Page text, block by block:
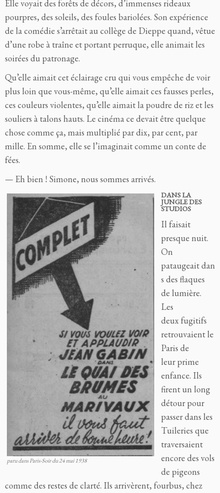
Elle voyait des forêts de décors, d’immenses rideaux
pourpres, des soleils, des foules bariolées. Son expérience
de la comédie s’arrêtait au collège de Dieppe quand, vêtue
d’une robe à traîne et portant perruque, elle animait les
soirées du patronage.
Qu’elle aimait cet éclairage cru qui vous empêche de voir
plus loin que vous-même, qu’elle aimait ces fausses perles,
ces couleurs violentes, qu’elle aimait la poudre de riz et les
souliers à talons hauts. Le cinéma ce devait être quelque
chose comme ça, mais multiplié par dix, par cent, par
mille. En somme, elle se l’imaginait comme un conte de
fées.
— Eh bien ! Simone, nous sommes arrivés.
paru dans Paris-Soir du 24 mai 1938
DANS LA
JUNGLE DES
STUDIOS
Il faisait
presque nuit.
On
pataugeait dan
s des flaques
de lumière.
Les
deux fugitifs
retrouvaient le
Paris de
leur prime
enfance. Ils
firent un long
détour pour
passer dans les
Tuileries que
traversaient
encore des vols
de pigeons
comme des restes de clarté. Ils arrivèrent, fourbus, chez